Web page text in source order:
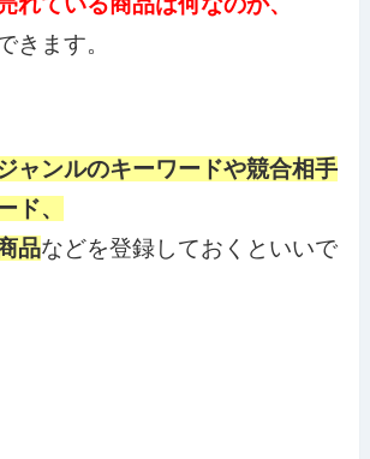
きます。
ャンルのキーワードや競合相手
ド、
品などを登録しておくといいで